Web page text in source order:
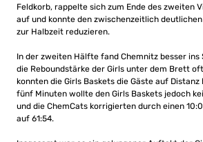
Feldkorb, rappelte sich zum Ende des zweiten
auf und konnte den zwischenzeitlich
zur Halbzeit reduzieren.
In der zweiten Hälfte fand Chemnitz besser
die Reboundstärke der Girls unter dem Brett
konnten die Girls Baskets die Gäste auf
fünf Minuten wollte den Girls Baskets jedoch
und die ChemCats korrigierten durch einen
auf 61:54.